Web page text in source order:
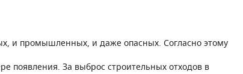
и промышленных, и даже опасных. Согласно этому
появления. За выброс строительных отходов в